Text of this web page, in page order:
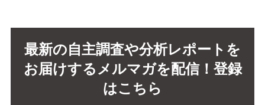
最新の自主調査や分析レポートを
お届けするメルマガを配信！登録
はこちら